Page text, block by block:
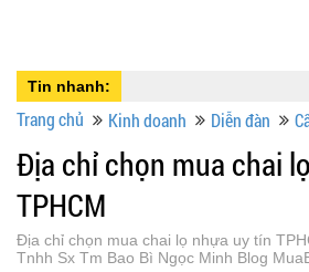
Tin nhanh:
Trang chủ Kinh doanh Diễn đàn
Địa chỉ chọn mua chai
TPHCM
Địa chỉ chọn mua chai lọ nhựa uy tín
Tnhh Sx Tm Bao Bì Ngọc Minh Blog